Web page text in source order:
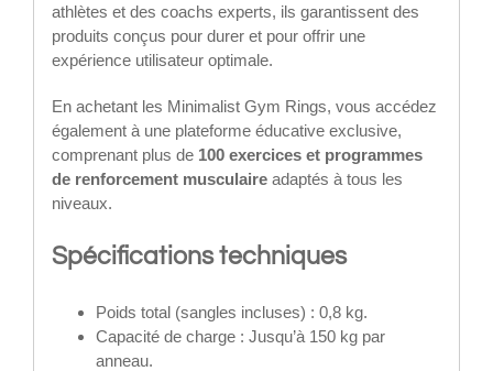
athlètes et des coachs experts, ils garantissent des
produits conçus pour durer et pour offrir une
expérience utilisateur optimale.
En achetant les Minimalist Gym Rings, vous accédez
également à une plateforme éducative exclusive,
comprenant plus de 100 exercices et programmes
de renforcement musculaireadaptés à tous les
niveaux.
Spécifications techniques
Poids total (sangles incluses) : 0,8 kg.
Capacité de charge : Jusqu’à 150 kg par
anneau.